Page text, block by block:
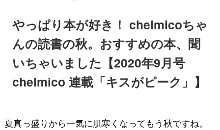
やっぱり本が好き！ chelmicoちゃ
んの読書の秋。おすすめの本、聞
いちゃいました【2020年9月号
chelmico 連載「キスがピーク」】
夏真っ盛りから一気に肌寒くなってもう秋ですね。